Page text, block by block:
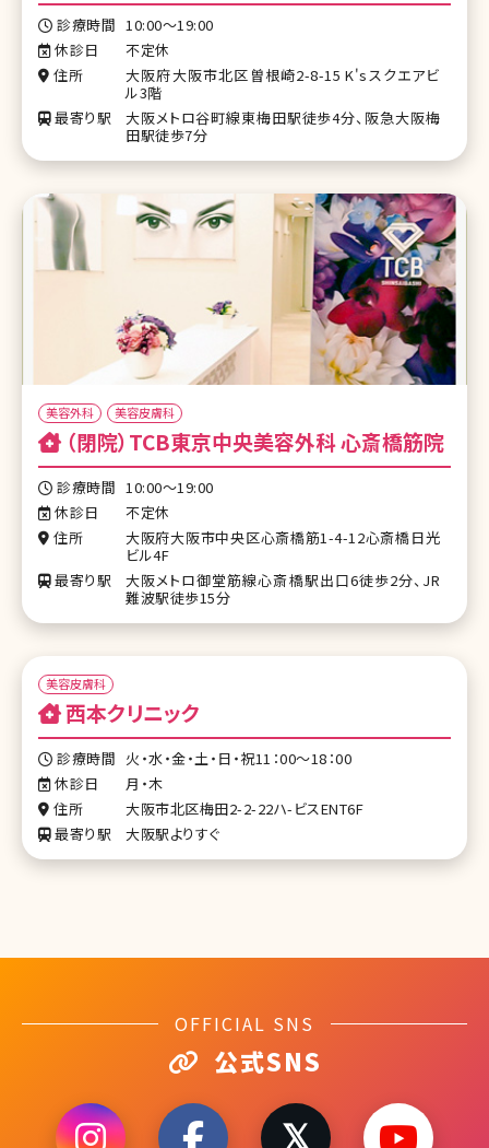
診療時間 10:00～19:00
休診日
不定休
住所
大阪府大阪市北区曽根崎2-8-15 K'sスクエアビ
ル3階
最寄り駅
大阪メトロ谷町線東梅田駅徒歩4分、阪急大阪梅
田駅徒歩7分
美容外科 美容皮膚科
（閉院）TCB東京中央美容外科 心斎橋筋院
診療時間 10:00～19:00
休診日
不定休
住所
大阪府大阪市中央区心斎橋筋1-4-12心斎橋日光
ビル4F
最寄り駅
大阪メトロ御堂筋線心斎橋駅出口6徒歩2分、JR
難波駅徒歩15分
美容皮膚科
西本クリニック
診療時間 火・水・金・土・日・祝11：00～18：00
休診日
月・木
住所
大阪市北区梅田2-2-22ハ-ビスENT6F
最寄り駅
大阪駅よりすぐ
OFFICIAL SNS
公式SNS